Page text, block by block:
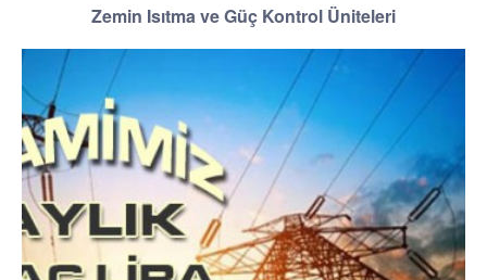
Zemin Isıtma ve Güç Kontrol Üniteleri